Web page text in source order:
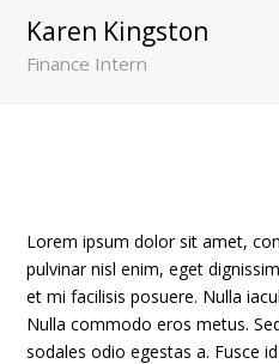
Karen Kingston
Finance Intern
Lorem ipsum dolor sit amet,
pulvinar nisl enim, eget
et mi facilisis posuere. Nulla
Nulla commodo eros metus.
sodales odio egestas a. Fusce